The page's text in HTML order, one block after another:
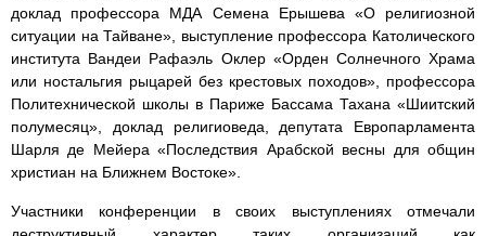
доклад профессора МДА Семена Ерышева «О религиозной
ситуации на Тайване», выступление профессора Католического
института Вандеи Рафаэль Оклер «Орден Солнечного Храма
или ностальгия рыцарей без крестовых походов», профессора
Политехнической школы в Париже Бассама Тахана «Шиитский
полумесяц», доклад религиоведа, депутата Европарламента
Шарля де Мейера «Последствия Арабской весны для общин
христиан на Ближнем Востоке».
Участники конференции в своих выступлениях отмечали